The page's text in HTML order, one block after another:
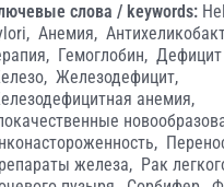
слова / keywords:
Анемия,
Гемоглобин,
Железодефицит,
анемия,
железа, Рак